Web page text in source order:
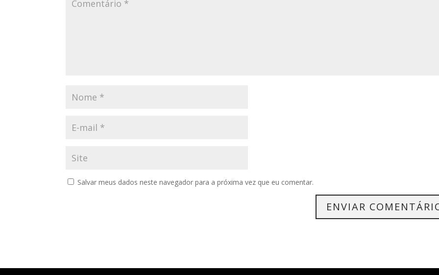
Salvar meus dados neste navegador para a próxima vez que eu comentar.